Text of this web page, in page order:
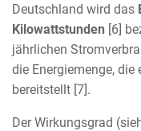
Deutschland wird das
Kilowattstunden [6]
jährlichen
die Energiemenge,
bereitstellt [7].
Der Wirkungsgrad